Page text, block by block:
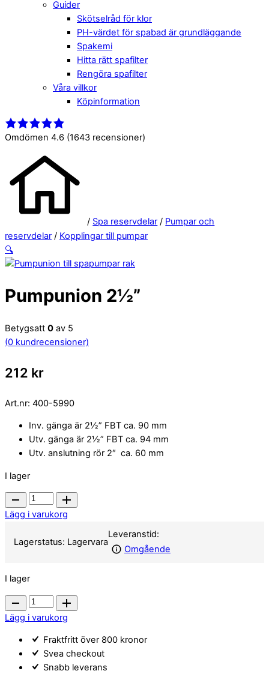
Guider
Skötselråd för klor
PH-värdet för spabad är grundläggande
Spakemi
Hitta rätt spafilter
Rengöra spafilter
Våra villkor
Köpinformation
Close
Menu
Menu
Omdömen 4.6 (1643 recensioner)
/ Spa reservdelar / Pumpar och
reservdelar / Kopplingar till pumpar
🔍
Pumpunion 2½”
Betygsatt 0 av 5
(0 kundrecensioner)
212 kr
Art.nr: 400-5990
Inv. gänga är 2½” FBT ca. 90 mm
Utv. gänga är 2½” FBT ca. 94 mm
Utv. anslutning rör 2″ ca. 60 mm
I lager
Pumpunion
2½"
Lägg i varukorg
Lagerstatus: Lagervara
Leveranstid:
Omgående
I lager
Pumpunion
2½"
Lägg i varukorg
Fraktfritt över 800 kronor
Svea checkout
Snabb leverans